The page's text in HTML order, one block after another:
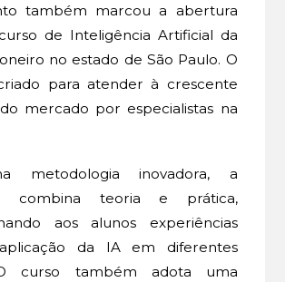
também marcou a abertura
de Inteligência Artificial da
no estado de São Paulo. O
para atender à crescente
mercado por especialistas na
metodologia inovadora, a
combina teoria e prática,
aos alunos experiências
da IA em diferentes
curso também adota uma